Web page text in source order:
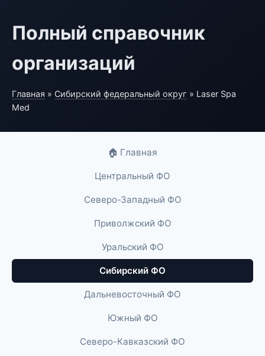
Полный справочник
организаций
Главная » Сибирский федеральный округ » Laser Spa
Med
🏠 Главная
Центральный ФО
Северо-Западный ФО
Приволжский ФО
Уральский ФО
Сибирский ФО
Дальневосточный ФО
Южный ФО
Северо-Кавказский ФО